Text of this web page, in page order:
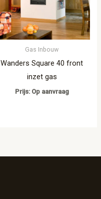
Gas Inbouw
Wanders Square 40 front
inzet gas
Prijs: Op aanvraag